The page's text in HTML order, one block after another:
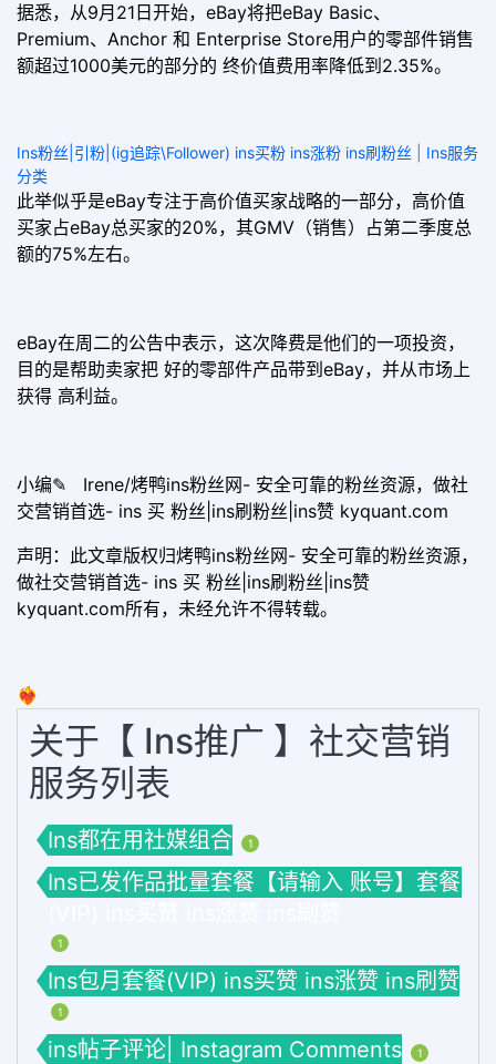
据悉，从9月21日开始，eBay将把eBay Basic、
Premium、Anchor 和 Enterprise Store用户的零部件销售
额超过1000美元的部分的 终价值费用率降低到2.35%。
Ins粉丝|引粉|(ig追踪\Follower) ins买粉 ins涨粉 ins刷粉丝
Ins服务
分类
此举似乎是eBay专注于高价值买家战略的一部分，高价值
买家占eBay总买家的20%，其GMV（销售）占第二季度总
额的75%左右。
eBay在周二的公告中表示，这次降费是他们的一项投资，
目的是帮助卖家把 好的零部件产品带到eBay，并从市场上
获得 高利益。
小编✎ Irene/烤鸭ins粉丝网- 安全可靠的粉丝资源，做社
交营销首选- ins 买 粉丝|ins刷粉丝|ins赞 kyquant.com
声明：此文章版权归烤鸭ins粉丝网- 安全可靠的粉丝资源，
做社交营销首选- ins 买 粉丝|ins刷粉丝|ins赞
kyquant.com所有，未经允许不得转载。
❤️‍🔥
关于【 Ins推广 】社交营销
服务列表
Ins都在用社媒组合 1
Ins已发作品批量套餐【请输入 账号】套餐
1
Ins包月套餐(VIP) ins买赞 ins涨赞 ins刷赞
1
ins帖子评论| Instagram Comments 1